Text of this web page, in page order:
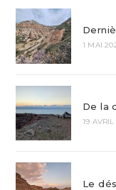
1 MAI
De la
19
Le